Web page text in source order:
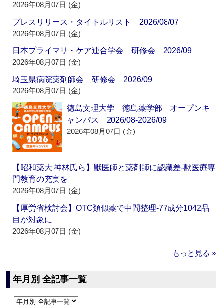
2026年08月07日 (金)
プレスリリース・タイトルリスト 2026/08/07
2026年08月07日 (金)
日本プライマリ・ケア連合学会 研修会 2026/09
2026年08月07日 (金)
埼玉県病院薬剤師会 研修会 2026/09
2026年08月07日 (金)
徳島文理大学 徳島薬学部 オープンキ
ャンパス 2026/08-2026/09
2026年08月07日 (金)
【昭和薬大 神林氏ら】獣医師と薬剤師に認識差‐獣医療専
門教育の充実を
2026年08月07日 (金)
【厚労省検討会】OTC類似薬で中間整理‐77成分1042品
目が対象に
2026年08月07日 (金)
もっと見る »
年月別 全記事一覧